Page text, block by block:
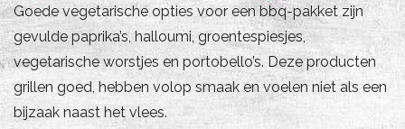
Goede vegetarische opties voor een bbq-pakket zijn
gevulde paprika’s, halloumi, groentespiesjes,
vegetarische worstjes en portobello’s. Deze producten
grillen goed, hebben volop smaak en voelen niet als een
bijzaak naast het vlees.